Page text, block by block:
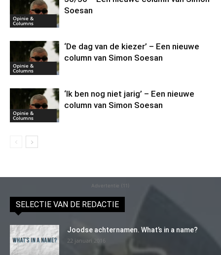
Opinie &
Columns
Soesan
Opinie &
Columns
‘De dag van de kiezer’ – Een nieuwe
column van Simon Soesan
Opinie &
Columns
‘Ik ben nog niet jarig’ – Een nieuwe
column van Simon Soesan
Advertentie (11)
SELECTIE VAN DE REDACTIE
Joodse achternamen. What’s in a name?
22 januari 2016